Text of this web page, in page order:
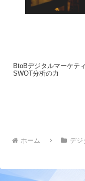
BtoBデジタルマーケテ
SWOT分析の力
ホーム デジ